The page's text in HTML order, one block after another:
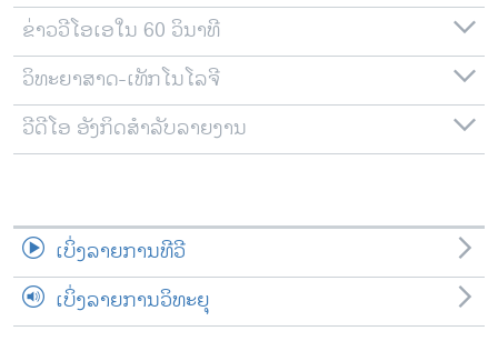
ພາສາຕ່າງໆ
ຂ່າວວີໂອເອໃນ 60 ວິນາທີ
ວິທະຍາສາດ-ເທັກໂນໂລຈີ
ວີດີໂອ ອັງກິດສຳລັບລາຍງານ
ເບິ່ງລາຍການທີວີ
ເບິ່ງລາຍການວິທະຍຸ